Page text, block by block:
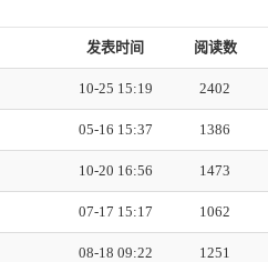
发表时间 阅读数
10-25 15:19 2402
05-16 15:37 1386
10-20 16:56 1473
07-17 15:17 1062
08-18 09:22 1251